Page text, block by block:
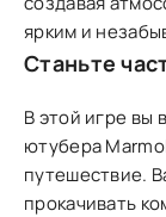
ярким и
Станьте
В этой игре вы
ютубера
путешествие.
прокачивать